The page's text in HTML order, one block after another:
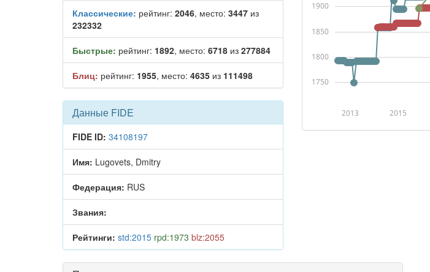
Классические: рейтинг: 2046, место: 3447 из
232332
Быстрые: рейтинг: 1892, место: 6718 из 277884
Блиц: рейтинг: 1955, место: 4635 из 111498
Данные FIDE
FIDE ID: 34108197
Имя: Lugovets, Dmitry
Федерация: RUS
Звания:
Рейтинги: std:2015 rpd:1973 blz:2055
2013 2015
1750
1800
1850
1900